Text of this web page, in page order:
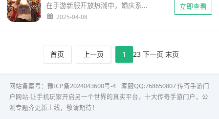
在手游新服开放热潮中，婚庆系统与限定服饰的获取成为玩家关注焦点。本文深度解析结婚礼服获取机制，揭秘限定时装解锁的六大核心策略，涵盖任务完成技巧、资源规划方案与跨服互动玩法，帮助玩家在开服黄金期高效获取稀有外观道具。...
2025-04-08
立即查看
首页 上一页 1 23 下一页 末页
网站备案号： 豫ICP备2024043600号-4 客服QQ:768650807传奇手游门
户网站-让手机玩家开启另一个世界的真实平台，十大传奇手游门户，公
测专题齐更新上线，敬请期待！